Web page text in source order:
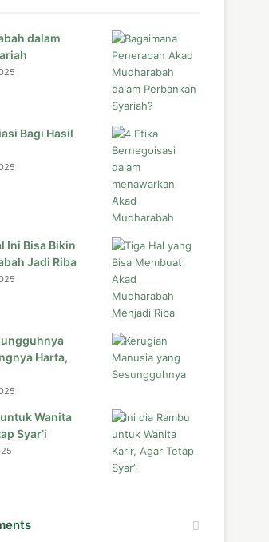
dalam
Bagi Hasil
Ini Bisa Bikin
Jadi Riba
Harta,
Wanita
Syar’i